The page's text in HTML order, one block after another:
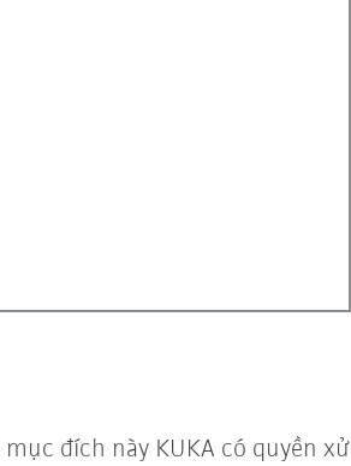
đích này KUKA có quyền xử